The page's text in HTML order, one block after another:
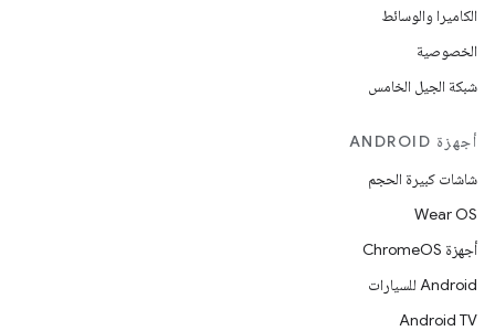
الكاميرا والوسائط
الخصوصية
شبكة الجيل الخامس
أجهزة ANDROID
شاشات كبيرة الحجم
Wear OS
أجهزة ChromeOS
Android للسيارات
Android TV